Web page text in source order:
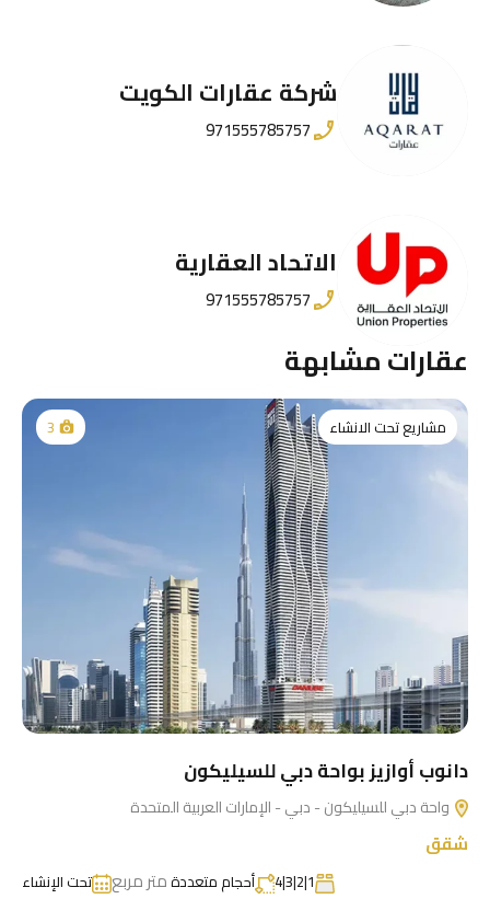
شركة عقارات الكويت
971555785757
الاتحاد العقارية
971555785757
عقارات مشابهة
مشاريع تحت الانشاء 3
دانوب أوازيز بواحة دبي للسيليكون
واحة دبي للسيليكون - دبي - الإمارات العربية المتحدة
شقق
1|2|3|4 أحجام متعددةمتر مربع
تحت الإنشاء